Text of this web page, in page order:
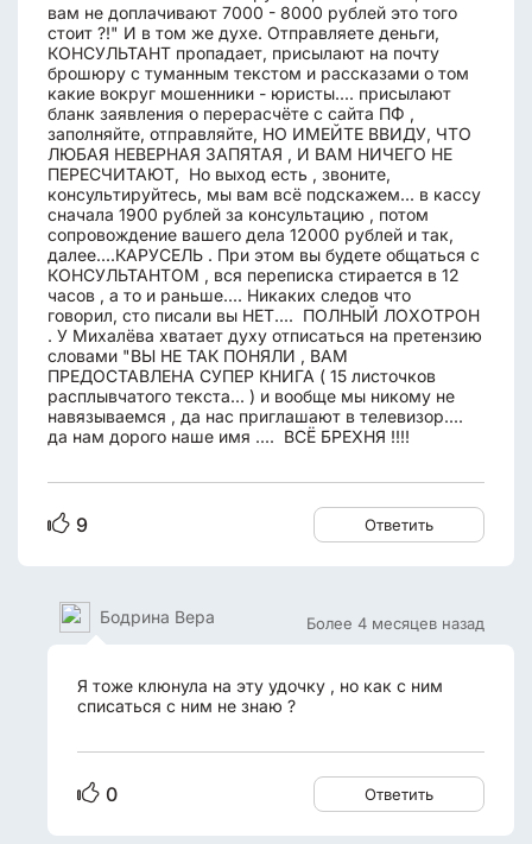
вам не доплачивают 7000 - 8000 рублей это того
стоит ?!" И в том же духе. Отправляете деньги,
КОНСУЛЬТАНТ пропадает, присылают на почту
брошюру с туманным текстом и рассказами о том
какие вокруг мошенники - юристы.... присылают
бланк заявления о перерасчёте с сайта ПФ ,
заполняйте, отправляйте, НО ИМЕЙТЕ ВВИДУ, ЧТО
ЛЮБАЯ НЕВЕРНАЯ ЗАПЯТАЯ , И ВАМ НИЧЕГО НЕ
ПЕРЕСЧИТАЮТ, Но выход есть , звоните,
консультируйтесь, мы вам всё подскажем... в кассу
сначала 1900 рублей за консультацию , потом
сопровождение вашего дела 12000 рублей и так,
далее....КАРУСЕЛЬ . При этом вы будете общаться с
КОНСУЛЬТАНТОМ , вся переписка стирается в 12
часов , а то и раньше.... Никаких следов что
говорил, сто писали вы НЕТ.... ПОЛНЫЙ ЛОХОТРОН
. У Михалёва хватает духу отписаться на претензию
словами "ВЫ НЕ ТАК ПОНЯЛИ , ВАМ
ПРЕДОСТАВЛЕНА СУПЕР КНИГА ( 15 листочков
расплывчатого текста... ) и вообще мы никому не
навязываемся , да нас приглашают в телевизор....
да нам дорого наше имя .... ВСЁ БРЕХНЯ !!!!
9 Ответить
Более 4 месяцев назад
Бодрина Вера
Я тоже клюнула на эту удочку , но как с ним
списаться с ним не знаю ?
0 Ответить